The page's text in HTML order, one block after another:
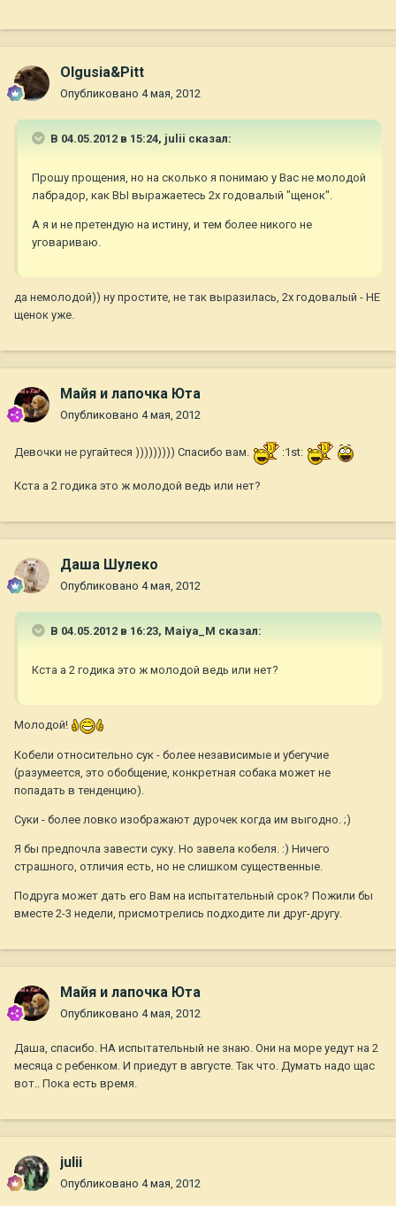
Olgusia&Pitt
Опубликовано 4 мая, 2012
В 04.05.2012 в 15:24, julii сказал:
Прошу прощения, но на сколько я понимаю у Вас не молодой
лабрадор, как ВЫ выражаетесь 2х годовалый "щенок".
А я и не претендую на истину, и тем более никого не
уговариваю.
да немолодой)) ну простите, не так выразилась, 2х годовалый - НЕ
щенок уже.
Майя и лапочка Юта
Опубликовано 4 мая, 2012
Девочки не ругайтеся ))))))))) Спасибо вам. :1st:
Кста а 2 годика это ж молодой ведь или нет?
Даша Шулеко
Опубликовано 4 мая, 2012
В 04.05.2012 в 16:23, Maiya_M сказал:
Кста а 2 годика это ж молодой ведь или нет?
Молодой!
Кобели относительно сук - более независимые и убегучие
(разумеется, это обобщение, конкретная собака может не
попадать в тенденцию).
Суки - более ловко изображают дурочек когда им выгодно. ;)
Я бы предпочла завести суку. Но завела кобеля. :) Ничего
страшного, отличия есть, но не слишком существенные.
Подруга может дать его Вам на испытательный срок? Пожили бы
вместе 2-3 недели, присмотрелись подходите ли друг-другу.
Майя и лапочка Юта
Опубликовано 4 мая, 2012
Даша, спасибо. НА испытательный не знаю. Они на море уедут на 2
месяца с ребенком. И приедут в августе. Так что. Думать надо щас
вот.. Пока есть время.
julii
Опубликовано 4 мая, 2012